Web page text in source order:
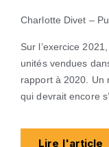
Charlotte Divet –
Sur l’exercice
unités vendues
rapport à 2020. Un
qui devrait encore
Lire l'article